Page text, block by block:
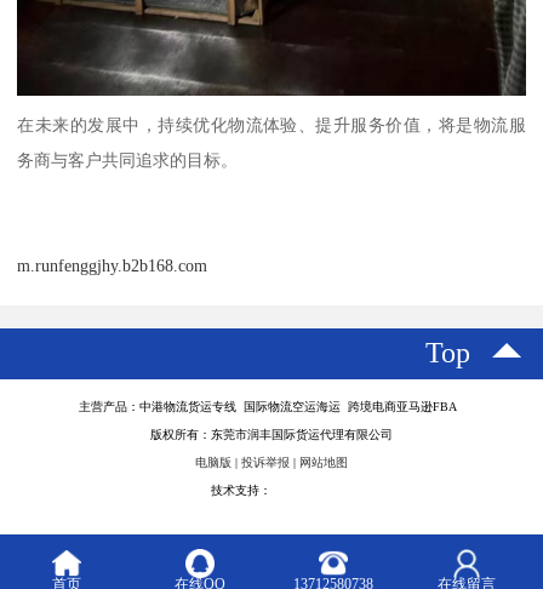
在未来的发展中，持续优化物流体验、提升服务价值，将是物流服
务商与客户共同追求的目标。
m.runfenggjhy.b2b168.com
Top
主营产品：中港物流货运专线 国际物流空运海运 跨境电商亚马逊FBA
版权所有：东莞市润丰国际货运代理有限公司
电脑版 | 投诉举报 | 网站地图
技术支持：
首页 在线QQ 13712580738 在线留言